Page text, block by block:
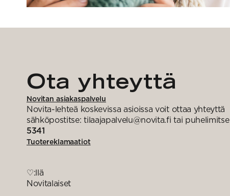
Ota yhteyttä
Novitan asiakaspalvelu
Novita-lehteä koskevissa asioissa voit ottaa yhteyttä
sähköpostitse: tilaajapalvelu@novita.fi tai puhelimitse
5341
Tuotereklamaatiot
♡:llä
Novitalaiset